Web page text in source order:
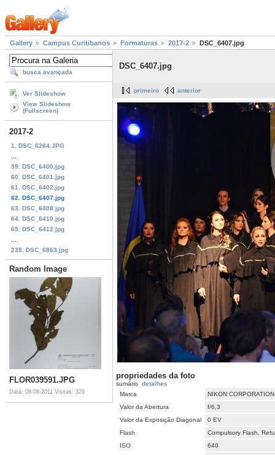
Gallery Campus Curitibanos Formaturas 2017-2 DSC_6407.jpg
busca avançada
Ver Slideshow
View Slideshow
(Fullscreen)
2017-2
1. DSC_6264.JPG
59. DSC_6400.jpg
60. DSC_6401.jpg
61. DSC_6402.jpg
62. DSC_6407.jpg
63. DSC_6408.jpg
64. DSC_6410.jpg
65. DSC_6412.jpg
239. DSC_6863.jpg
Random Image
FLOR039591.JPG
Data: 08-08-2011 Visitas: 329
DSC_6407.jpg
primeiro anterior
propriedades da foto
sumário detalhes
Marca
NIKON CORPORATION
Valor da Abertura
f/6,3
Valor da Exposição Diagonal
0 EV
Flash
Compulsory Flash,
ISO
640